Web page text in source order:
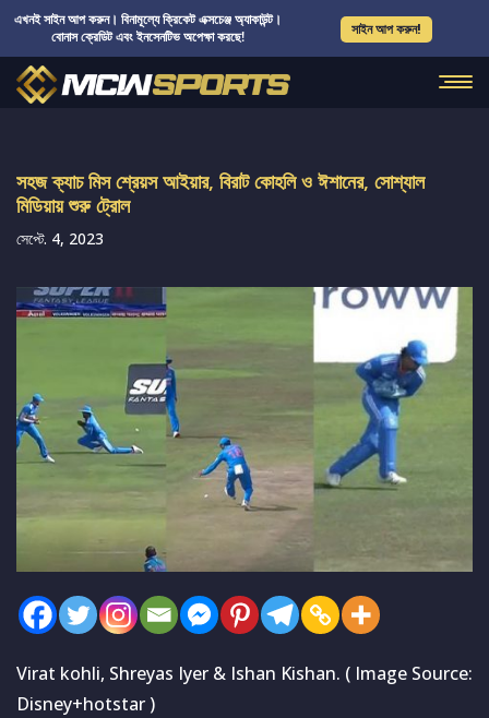
এখনই সাইন আপ করুন। বিনামূল্যে ক্রিকেট এক্সচেঞ্জ অ্যাকাউন্ট।
বোনাস ক্রেডিট এবং ইনসেনটিভ অপেক্ষা করছে!
সাইন আপ করুন!
সহজ ক্যাচ মিস শ্রেয়স আইয়ার, বিরাট কোহলি ও ঈশানের, সোশ্যাল
মিডিয়ায় শুরু ট্রোল
সেপ্টে. 4, 2023
Virat kohli, Shreyas Iyer & Ishan Kishan. ( Image Source:
Disney+hotstar )